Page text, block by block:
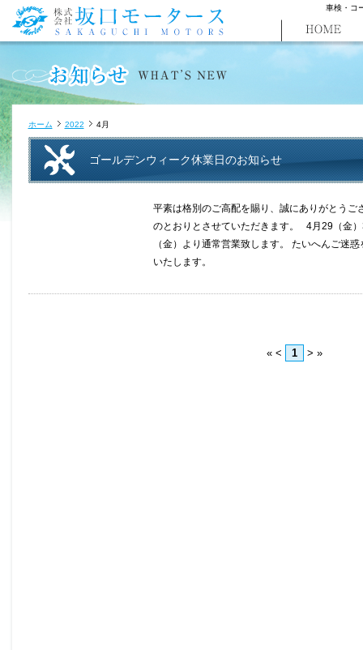
車検・コ
ホーム 2022 4月
ゴールデンウィーク休業日のお知らせ
平素は格別のご高配を賜り、誠にありがとう
のとおりとさせていただきます。 4月29（金
（金）より通常営業致します。 たいへんご迷
いたします。
« < 1 > »